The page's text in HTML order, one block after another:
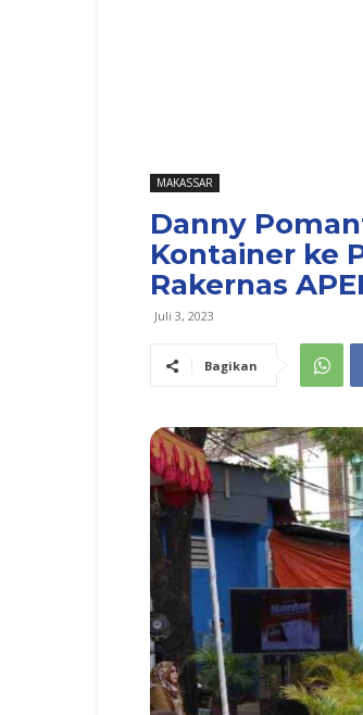
MAKASSAR
Danny
Kontainer ke
Rakernas
Juli 3, 2023
Bagikan